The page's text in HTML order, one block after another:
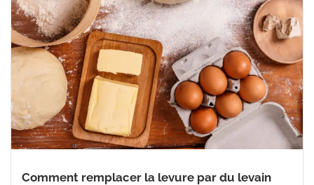
Comment remplacer la levure par du levain